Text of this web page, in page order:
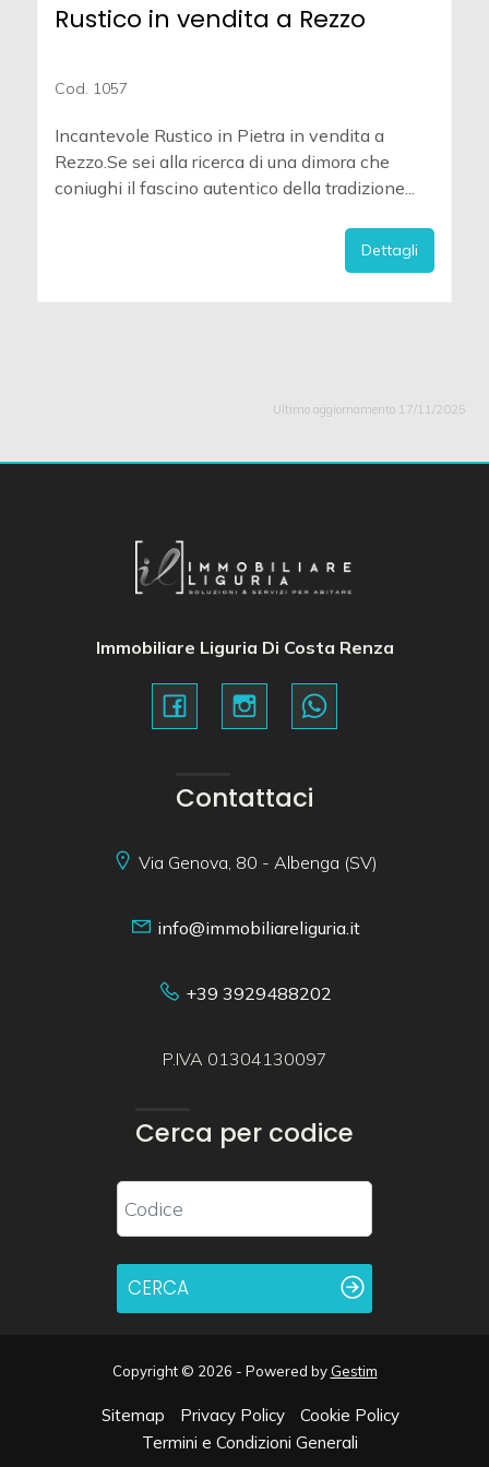
Rustico in vendita a Rezzo
Cod. 1057
Incantevole Rustico in Pietra in vendita a
Rezzo.Se sei alla ricerca di una dimora che
coniughi il fascino autentico della tradizione...
Dettagli
Ultimo aggiornamento 17/11/2025
Immobiliare Liguria Di Costa Renza
Contattaci
Via Genova, 80 - Albenga (SV)
info@immobiliareliguria.it
+39 3929488202
P.IVA 01304130097
Cerca per codice
CERCA
Copyright © 2026 - Powered by Gestim
Sitemap Privacy Policy
Cookie Policy
Termini e Condizioni Generali